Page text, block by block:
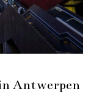
Antwerpen